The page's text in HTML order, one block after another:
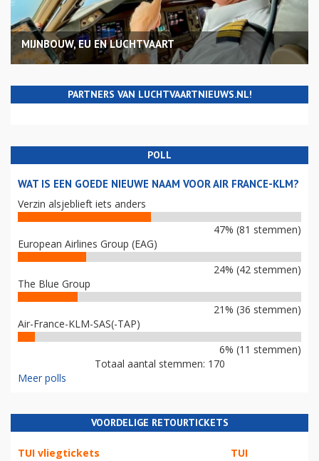
MIJNBOUW, EU EN LUCHTVAART
PARTNERS VAN LUCHTVAARTNIEUWS.NL!
POLL
WAT IS EEN GOEDE NIEUWE NAAM VOOR AIR FRANCE-KLM?
Verzin alsjeblieft iets anders
47% (81 stemmen)
European Airlines Group (EAG)
24% (42 stemmen)
The Blue Group
21% (36 stemmen)
Air-France-KLM-SAS(-TAP)
6% (11 stemmen)
Totaal aantal stemmen: 170
Meer polls
VOORDELIGE RETOURTICKETS
TUI vliegtickets TUI